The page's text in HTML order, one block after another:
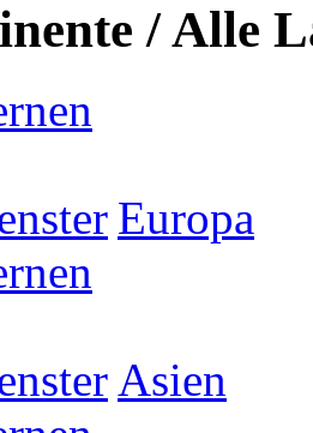
/ Alle
Europa
Asien